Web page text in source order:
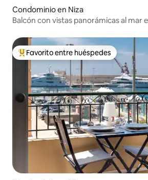
Condominio en Niza
Balcón con vistas panorámicas al mar
De los mejores en Favorito entre
Favorito entre huéspedes